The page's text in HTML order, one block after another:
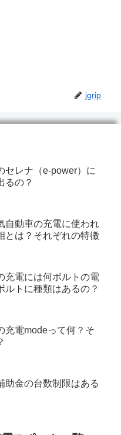
jgrip
セレナ（e-power）に
るの？
自動車の充電に使われ
とは？それぞれの特徴
充電には何ボルトの電
ルトに種類はあるの？
充電modeって何？そ
助金の台数制限はある